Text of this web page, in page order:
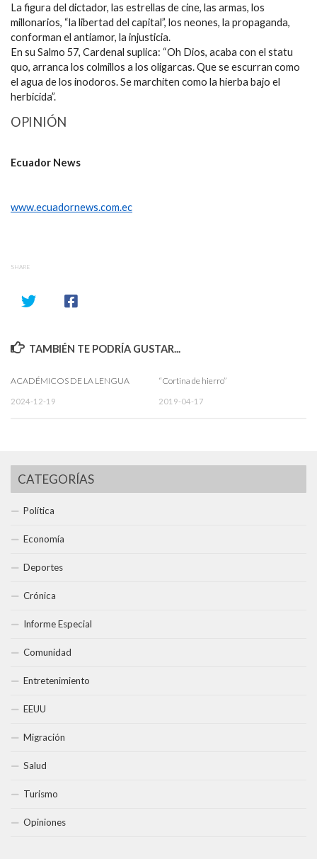
La figura del dictador, las estrellas de cine, las armas, los
millonarios, “la libertad del capital”, los neones, la propaganda,
conforman el antiamor, la injusticia.
En su Salmo 57, Cardenal suplica: “Oh Dios, acaba con el statu
quo, arranca los colmillos a los oligarcas. Que se escurran como
el agua de los inodoros. Se marchiten como la hierba bajo el
herbicida”.
OPINIÓN
Ecuador News
www.ecuadornews.com.ec
SHARE
TAMBIÉN TE PODRÍA GUSTAR...
ACADÉMICOS DE LA LENGUA
2024-12-19
“Cortina de hierro”
2019-04-17
CATEGORÍAS
Política
Economía
Deportes
Crónica
Informe Especial
Comunidad
Entretenimiento
EEUU
Migración
Salud
Turismo
Opiniones